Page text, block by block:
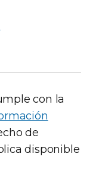
con la
de
disponible